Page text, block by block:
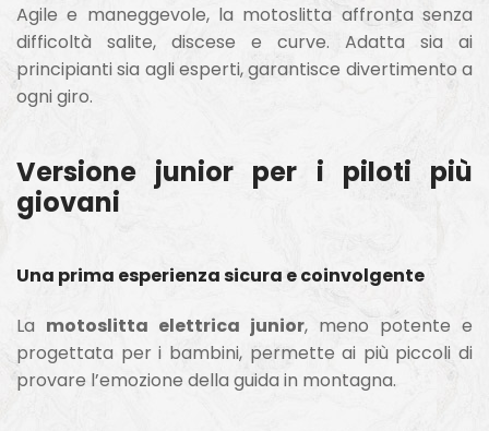
Agile e maneggevole, la motoslitta affronta senza
difficoltà salite, discese e curve. Adatta sia ai
principianti sia agli esperti, garantisce divertimento a
ogni giro.
Versione junior per i piloti più
giovani
Una prima esperienza sicura e coinvolgente
La motoslitta elettrica junior, meno potente e
progettata per i bambini, permette ai più piccoli di
provare l’emozione della guida in montagna.